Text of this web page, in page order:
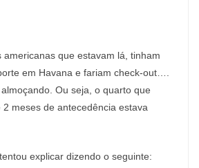
americanas que estavam lá, tinham
em Havana e fariam check-out….
Ou seja, o quarto que
meses de antecedência estava
explicar dizendo o seguinte: